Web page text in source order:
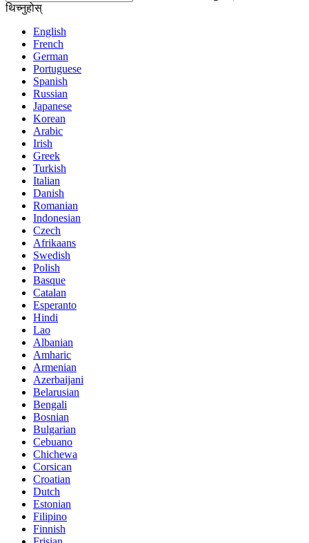
थिच्नुहोस्
English
French
German
Portuguese
Spanish
Russian
Japanese
Korean
Arabic
Irish
Greek
Turkish
Italian
Danish
Romanian
Indonesian
Czech
Afrikaans
Swedish
Polish
Basque
Catalan
Esperanto
Hindi
Lao
Albanian
Amharic
Armenian
Azerbaijani
Belarusian
Bengali
Bosnian
Bulgarian
Cebuano
Chichewa
Corsican
Croatian
Dutch
Estonian
Filipino
Finnish